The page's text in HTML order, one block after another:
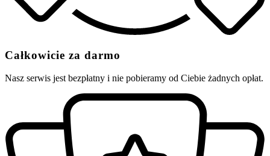
Całkowicie za darmo
Nasz serwis jest bezpłatny i nie pobieramy od Ciebie żadnych opłat.